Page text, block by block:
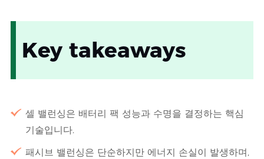
Key takeaways
셀 밸런싱은 배터리 팩 성능과 수명을 결정하는 핵심
기술입니다.
패시브 밸런싱은 단순하지만 에너지 손실이 발생하며,